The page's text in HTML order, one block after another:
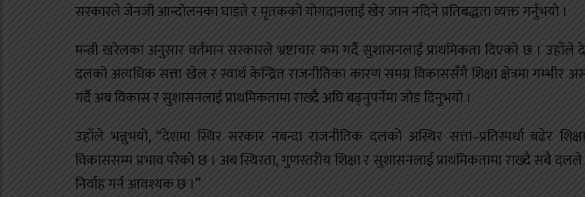
सरकारले जेनजी आन्दोलनका घाइते र मृतकको योगदानलाई खेर जान नदिने प्रतिबद्धता व्यक्त गर्नुभयो ।
मन्त्री खरेलका अनुसार वर्तमान सरकारले भ्रष्टाचार कम गर्दै सुशासनलाई प्राथमिकता दिएको छ । उहाँले
दलको अत्यधिक सत्ता खेल र स्वार्थ केन्द्रित राजनीतिका कारण समग्र विकाससँगै शिक्षा क्षेत्रमा
गर्दै अब विकास र सुशासनलाई प्राथमिकतामा राख्दै अघि बढ्नुपर्नेमा जोड दिनुभयो ।
उहाँले भन्नुभयो, “देशमा स्थिर सरकार नबन्दा राजनीतिक दलको अस्थिर सत्ता–प्रतिस्पर्धा बढेर
विकाससम्म प्रभाव परेको छ । अब स्थिरता, गुणस्तरीय शिक्षा र सुशासनलाई प्राथमिकतामा राख्दै सबै दलले
निर्वाह गर्न आवश्यक छ ।”